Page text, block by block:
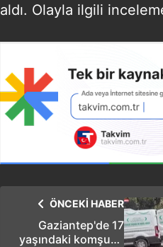
aldı. Olayla ilgili
ÖNCEKİ HABER
Gaziantep'de 17
yaşındaki komşusu